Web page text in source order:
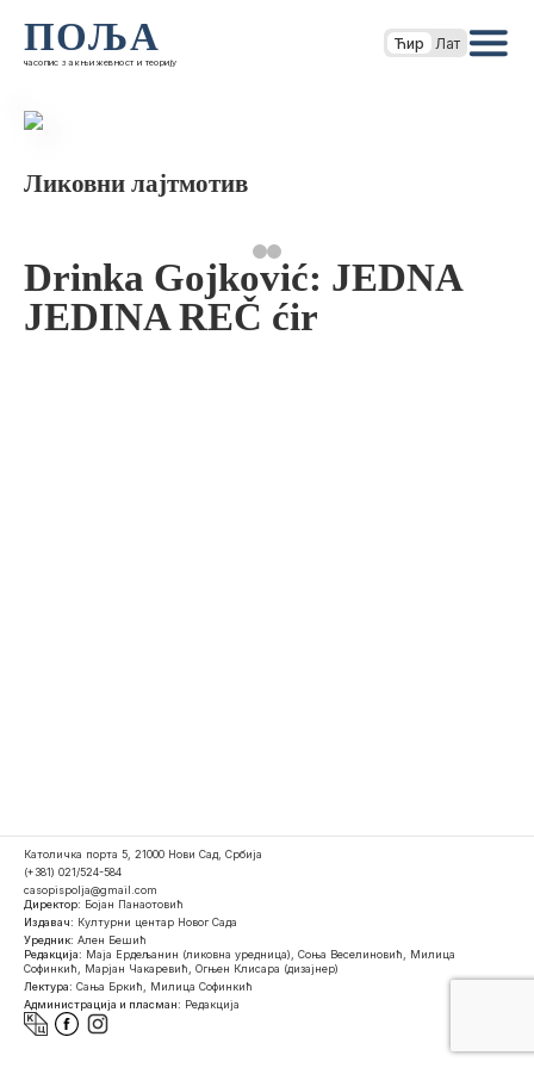
ПОЉА
часопис за књижевност и теорију
Ћир Лат
Ликовни лајтмотив
Drinka Gojković: JEDNA
JEDINA REČ ćir
Католичка порта 5, 21000 Нови Сад, Србија
(+381) 021/524-584
casopispolja@gmail.com
Директор: Бојан Панаотовић
Издавач: Културни центар Новог Сада
Уредник: Ален Бешић
Редакција: Маја Ердељанин (ликовна уредница), Соња Веселиновић, Милица
Софинкић, Марјан Чакаревић, Огњен Клисара (дизајнер)
Лектура: Сања Бркић, Милица Софинкић
Администрација и пласман: Редакција